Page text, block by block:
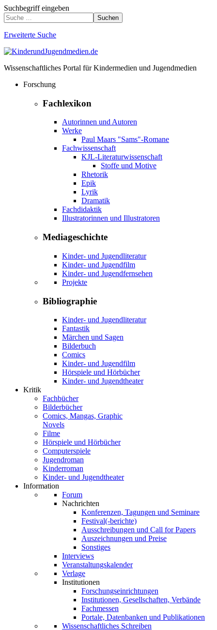
Suchbegriff eingeben
Suchen
Erweiterte Suche
Wissenschaftliches Portal für Kindermedien und Jugendmedien
Forschung
Fachlexikon
Autorinnen und Autoren
Werke
Paul Maars "Sams"-Romane
Fachwissenschaft
KJL-Literaturwissenschaft
Stoffe und Motive
Rhetorik
Epik
Lyrik
Dramatik
Fachdidaktik
Illustratorinnen und Illustratoren
Mediageschichte
Kinder- und Jugendliteratur
Kinder- und Jugendfilm
Kinder- und Jugendfernsehen
Projekte
Bibliographie
Kinder- und Jugendliteratur
Fantastik
Märchen und Sagen
Bilderbuch
Comics
Kinder- und Jugendfilm
Hörspiele und Hörbücher
Kinder- und Jugendtheater
Kritik
Fachbücher
Bilderbücher
Comics, Mangas, Graphic
Novels
Filme
Hörspiele und Hörbücher
Computerspiele
Jugendroman
Kinderroman
Kinder- und Jugendtheater
Information
Forum
Nachrichten
Konferenzen, Tagungen und Seminare
Festival(-berichte)
Ausschreibungen und Call for Papers
Auszeichnungen und Preise
Sonstiges
Interviews
Veranstaltungskalender
Verlage
Institutionen
Forschungseinrichtungen
Institutionen, Gesellschaften, Verbände
Fachmessen
Portale, Datenbanken und Publikationen
Wissenschaftliches Schreiben